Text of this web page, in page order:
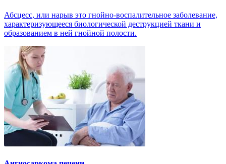
Абсцесс, или нарыв это гнойно-воспалительное заболевание,
характеризующееся биологической деструкцией ткани и
образованием в ней гнойной полости.